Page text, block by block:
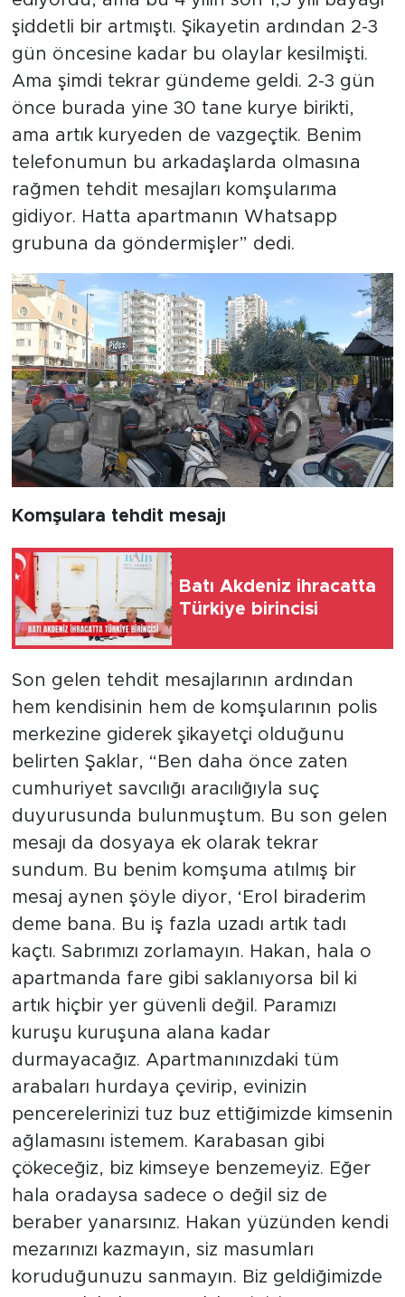
şiddetli bir artmıştı. Şikayetin ardından 2-3
gün öncesine kadar bu olaylar kesilmişti.
Ama şimdi tekrar gündeme geldi. 2-3 gün
önce burada yine 30 tane kurye birikti,
ama artık kuryeden de vazgeçtik. Benim
telefonumun bu arkadaşlarda olmasına
rağmen tehdit mesajları komşularıma
gidiyor. Hatta apartmanın Whatsapp
grubuna da göndermişler” dedi.
Komşulara tehdit mesajı
Batı Akdeniz ihracatta
Türkiye birincisi
Son gelen tehdit mesajlarının ardından
hem kendisinin hem de komşularının polis
merkezine giderek şikayetçi olduğunu
belirten Şaklar, “Ben daha önce zaten
cumhuriyet savcılığı aracılığıyla suç
duyurusunda bulunmuştum. Bu son gelen
mesajı da dosyaya ek olarak tekrar
sundum. Bu benim komşuma atılmış bir
mesaj aynen şöyle diyor, ‘Erol biraderim
deme bana. Bu iş fazla uzadı artık tadı
kaçtı. Sabrımızı zorlamayın. Hakan, hala o
apartmanda fare gibi saklanıyorsa bil ki
artık hiçbir yer güvenli değil. Paramızı
kuruşu kuruşuna alana kadar
durmayacağız. Apartmanınızdaki tüm
arabaları hurdaya çevirip, evinizin
pencerelerinizi tuz buz ettiğimizde kimsenin
ağlamasını istemem. Karabasan gibi
çökeceğiz, biz kimseye benzemeyiz. Eğer
hala oradaysa sadece o değil siz de
beraber yanarsınız. Hakan yüzünden kendi
mezarınızı kazmayın, siz masumları
koruduğunuzu sanmayın. Biz geldiğimizde